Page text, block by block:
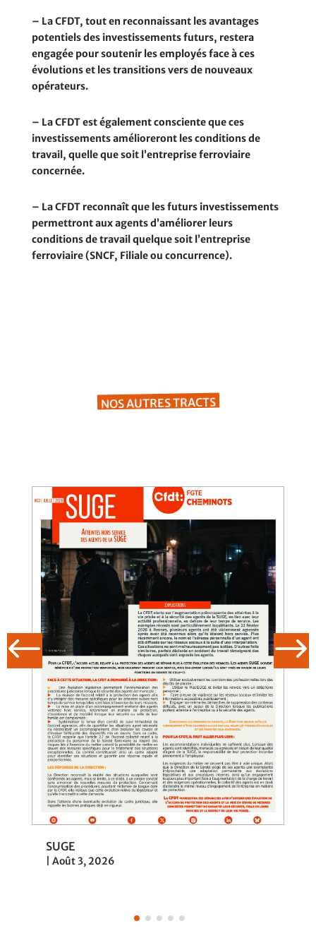
– La CFDT, tout en reconnaissant les avantages
potentiels des investissements futurs, restera
engagée pour soutenir les employés face à ces
évolutions et les transitions vers de nouveaux
opérateurs.
– La CFDT est également consciente que ces
investissements amélioreront les conditions de
travail, quelle que soit l’entreprise ferroviaire
concernée.
– La CFDT reconnaît que les futurs investissements
permettront aux agents d’améliorer leurs
conditions de travail quelque soit l’entreprise
ferroviaire (SNCF, Filiale ou concurrence).
NOS AUTRES TRACTS
SUGE
Août 3, 2026